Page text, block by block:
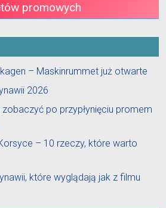
promowych
– Maskinrummet już otwarte
2026
po przypłynięciu promem
– 10 rzeczy, które warto
które wyglądają jak z filmu